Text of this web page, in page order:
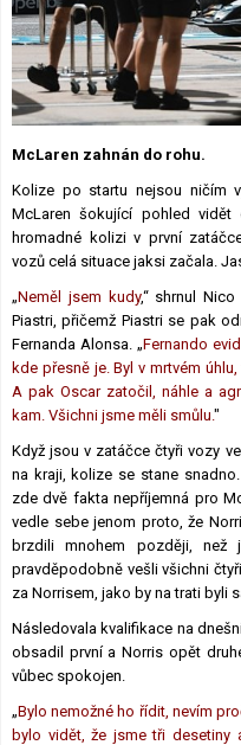
McLaren zahnán do rohu.
Kolize po startu nejsou ničím
McLaren šokující pohled
hromadné kolizi v první
vozů celá situace jaksi začala.
„Neměl jsem kudy,“ shrnul
Piastri, přičemž Piastri se pak
Fernanda Alonsa. „Fernando
kde přesně je. Byl v mrtvém
A pak Oscar zatočil, náhle a
kam. Všichni jsme měli smůlu."
Když jsou v zatáčce čtyři vozy
na kraji, kolize se stane
zde dvě fakta nepříjemná pro
vedle sebe jenom proto, že
brzdili mnohem později,
pravděpodobně vešli všichni
za Norrisem, jako by na trati byli
Následovala kvalifikace na
obsadil první a Norris opět
vůbec spokojen.
„Bylo nemožné ho řídit, nevím
bylo vidět, že jsme tři desetiny